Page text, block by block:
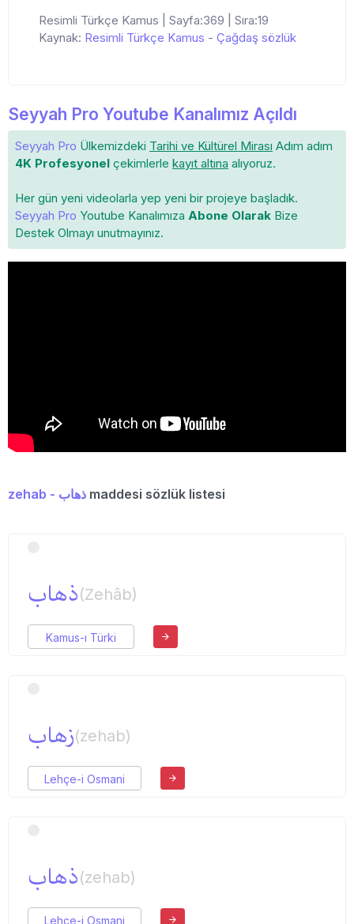
Resimli Türkçe Kamus | Sayfa:369 | Sıra:19
Kaynak: Resimli Türkçe Kamus - Çağdaş sözlük
Seyyah Pro Youtube Kanalımız Açıldı
Seyyah Pro Ülkemizdeki Tarihi ve Kültürel Mirası Adım adım
4K Profesyonel çekimlerle kayıt altına alıyoruz.
Her gün yeni videolarla yep yeni bir projeye başladık.
Seyyah Pro Youtube Kanalımıza Abone Olarak Bize
Destek Olmayı unutmayınız.
zehab - ذهاب maddesi sözlük listesi
ذهاب(Zehâb)
Kamus-ı Türki
زهاب(zehab)
Lehçe-i Osmani
ذهاب(zehab)
Lehçe-i Osmani